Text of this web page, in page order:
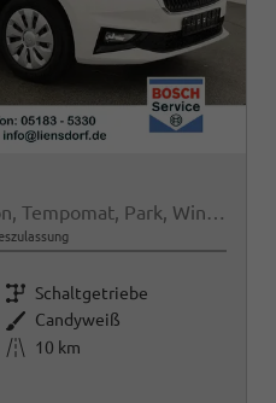
Selection 1.0 TSI Selection, Tempomat, Park, Winterpaket, SmartLink, 4 J.-Garantie
Getriebe Schaltgetriebe
Außenfarbe Candyweiß
Kilometerstand
10 km